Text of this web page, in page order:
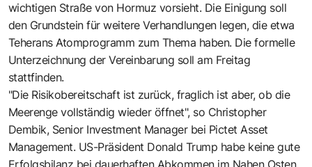
wichtigen Straße von Hormuz vorsieht. Die Einigung soll
den Grundstein für weitere Verhandlungen legen, die etwa
Teherans Atomprogramm zum Thema haben. Die formelle
Unterzeichnung der Vereinbarung soll am Freitag
stattfinden.
"Die Risikobereitschaft ist zurück, fraglich ist aber, ob die
Meerenge vollständig wieder öffnet", so Christopher
Dembik, Senior Investment Manager bei Pictet Asset
Management. US-Präsident Donald Trump habe keine gute
Erfolgsbilanz bei dauerhaften Abkommen im Nahen Osten,